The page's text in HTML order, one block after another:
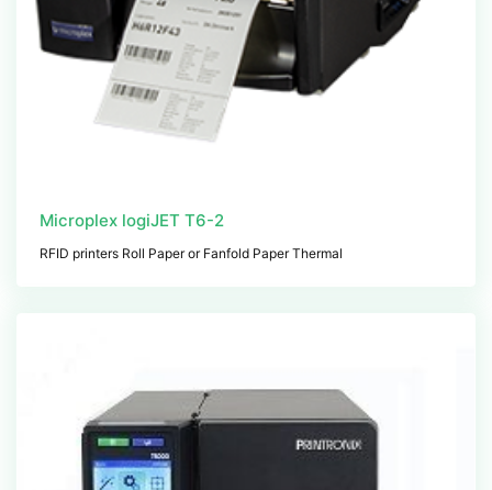
Microplex logiJET T6-2
RFID printers Roll Paper or Fanfold Paper Thermal